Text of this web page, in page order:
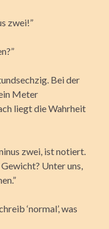
zwei!”
Bei der
Meter
liegt die Wahrheit
zwei, ist notiert.
Unter uns,
‘normal’, was